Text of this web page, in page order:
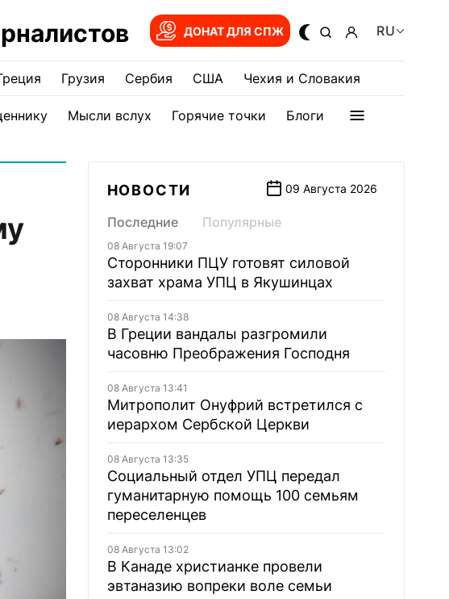
ДОНАТ ДЛЯ СПЖ RU
Грузия Сербия США Чехия и Словакия
Мысли вслух Горячие точки Блоги
НОВОСТИ 09 Августа 2026
Последние Популярные
08 Августа 19:07
Сторонники ПЦУ готовят силовой
захват храма УПЦ в Якушинцах
08 Августа 14:38
В Греции вандалы разгромили
часовню Преображения Господня
08 Августа 13:41
Митрополит Онуфрий встретился с
иерархом Сербской Церкви
08 Августа 13:35
Социальный отдел УПЦ передал
гуманитарную помощь 100 семьям
переселенцев
08 Августа 13:02
В Канаде христианке провели
эвтаназию вопреки воле семьи